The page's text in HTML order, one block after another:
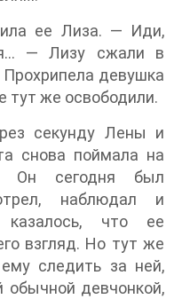
ее Лиза. — Иди,
— Лизу сжали в
девушка
тут же освободили.
секунду Лены и
снова поймала на
Он сегодня был
наблюдал и
что ее
взгляд. Но тут же
следить за ней,
обычной девчонкой,